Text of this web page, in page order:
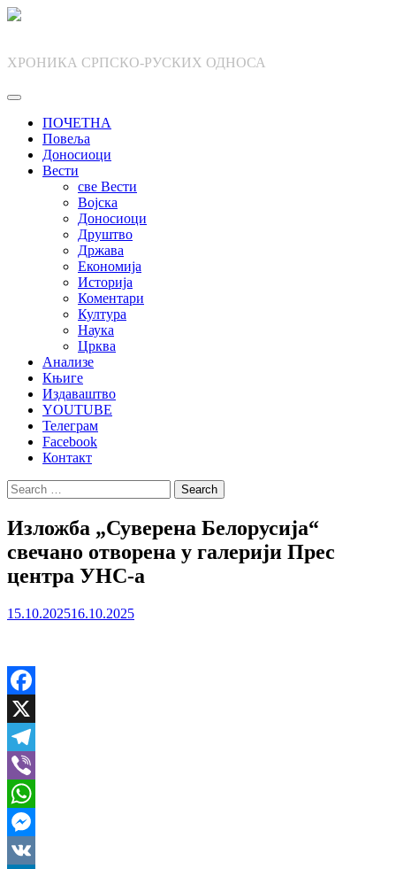
Skip
ХРОНИКА СРПСКО-РУСКИХ ОДНОСА
ПОЧЕТНА
Повеља
Доносиоци
Вести
све Вести
Војска
Доносиоци
Друштво
Држава
Економија
Историја
Коментари
Култура
Наука
Црква
Анализе
Књиге
Издаваштво
YOUTUBE
Телеграм
Facebook
Контакт
Search
for:
Изложба „Суверена Белорусија“
свечано отворена у галерији Прес
центра УНС-а
15.10.202516.10.2025
Facebook
X
Telegram
Viber
WhatsApp
Messenger